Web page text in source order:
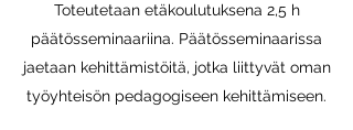
Toteutetaan etäkoulutuksena 2,5 h
päätösseminaariina. Päätösseminaarissa
jaetaan kehittämistöitä, jotka liittyvät oman
työyhteisön pedagogiseen kehittämiseen.